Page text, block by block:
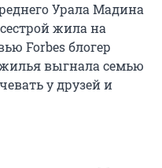
Урала Мадина
жила на
Forbes блогер
выгнала семью
у друзей и